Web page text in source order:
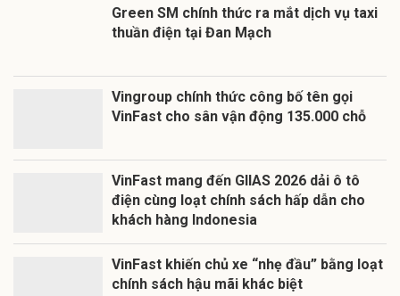
Green SM chính thức ra mắt dịch vụ taxi
thuần điện tại Đan Mạch
Vingroup chính thức công bố tên gọi
VinFast cho sân vận động 135.000 chỗ
VinFast mang đến GIIAS 2026 dải ô tô
điện cùng loạt chính sách hấp dẫn cho
khách hàng Indonesia
VinFast khiến chủ xe “nhẹ đầu” bằng loạt
chính sách hậu mãi khác biệt